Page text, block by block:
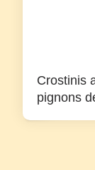
Crostinis
pignons